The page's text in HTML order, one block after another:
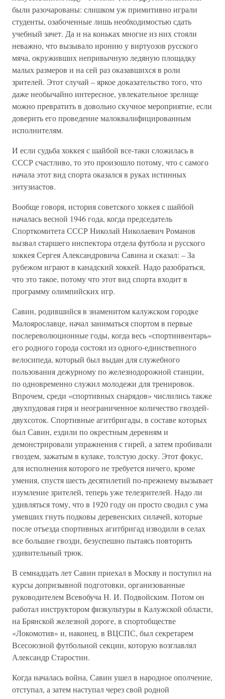
были разочарованы: слишком уж примитивно играли
студенты, озабоченные лишь необходимостью сдать
учебный зачет. Да и на коньках многие из них стояли
неважно, что вызывало иронию у виртуозов русского
мяча, окруживших непривычную ледяную площадку
малых размеров и на сей раз оказавшихся в роли
зрителей. Этот случай – яркое доказательство того, что
даже необычайно интересное, увлекательное зрелище
можно превратить в довольно скучное мероприятие, если
доверить его проведение малоквалифицированным
исполнителям.
И если судьба хоккея с шайбой все-таки сложилась в
СССР счастливо, то это произошло потому, что с самого
начала этот вид спорта оказался в руках истинных
энтузиастов.
Вообще говоря, история советского хоккея с шайбой
началась весной 1946 года, когда председатель
Спорткомитета СССР Николай Николаевич Романов
вызвал старшего инспектора отдела футбола и русского
хоккея Сергея Александровича Савина и сказал: – За
рубежом играют в канадский хоккей. Надо разобраться,
что это такое, потому что этот вид спорта входит в
программу олимпийских игр.
Савин, родившийся в знаменитом калужском городке
Малоярославце, начал заниматься спортом в первые
послереволюционные годы, когда весь «спортинвентарь»
его родного города состоял из одного-единствепного
велосипеда, который был выдан для служебного
пользования дежурному по железнодорожной станции,
по одновременно служил молодежи для тренировок.
Впрочем, среди «спортивных снарядов» числились также
двухпудовая гиря и неограниченное количество гвоздей-
двухсоток. Спортивные агитбригады, в составе которых
был Савин, ездили по окрестным деревням и
демонстрировали упражнения с гирей, а затем пробивали
гвоздем, зажатым в кулаке, толстую доску. Этот фокус,
для исполнения которого не требуется ничего, кроме
умения, спустя шесть десятилетий по-прежнему вызывает
изумление зрителей, теперь уже телезрителей. Надо ли
удивляться тому, что в 1920 году он просто сводил с ума
умевших гнуть подковы деревенских силачей, которые
после отъезда спортивных агитбригад изводили в селах
все большие гвозди, безуспешно пытаясь повторить
удивительный трюк.
В семнадцать лет Савин приехал в Москву и поступил на
курсы допризывной подготовки, организованные
руководителем Всевобуча Н. И. Подвойским. Потом он
работал инструктором физкультуры в Калужской области,
на Брянской железной дороге, в спортобществе
«Локомотив» и, наконец, в ВЦСПС, был секретарем
Всесоюзной футбольной секции, которую возглавлял
Александр Старостин.
Когда началась война, Савин ушел в народное ополчение,
отступал, а затем наступал через свой родной